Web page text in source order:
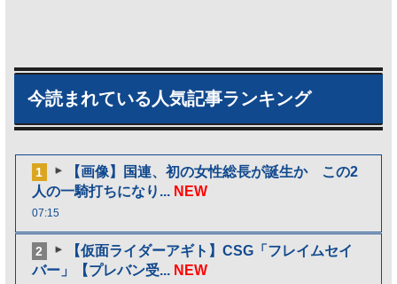
今読まれている人気記事ランキング
1
【画像】国連、初の女性総長が誕生か この2
人の一騎打ちになり... NEW
07:15
2
【仮面ライダーアギト】CSG「フレイムセイ
バー」【プレバン受... NEW